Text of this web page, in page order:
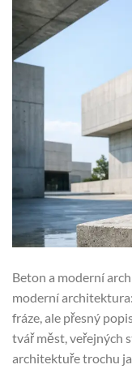
Beton a moderní
moderní
fráze, ale přesný
tvář měst, veřejných
architektuře trochu